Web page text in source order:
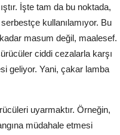
İşte tam da bu noktada,
kullanılamıyor. Bu
masum değil, maalesef.
ciddi cezalarla karşı
geliyor. Yani, çakar lamba
uyarmaktır. Örneğin,
müdahale etmesi